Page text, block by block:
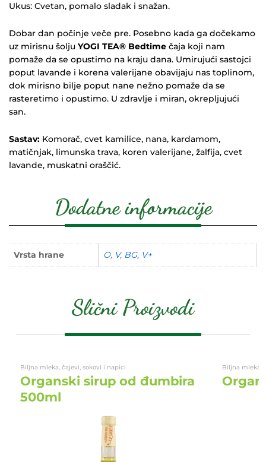
Ukus: Cvetan, pomalo sladak i snažan.
Dobar dan počinje veče pre. Posebno kada ga dočekamo
uz mirisnu šolju YOGI TEA® Bedtime čaja koji nam
pomaže da se opustimo na kraju dana. Umirujući sastojci
poput lavande i korena valerijane obavijaju nas toplinom,
dok mirisno bilje poput nane nežno pomaže da se
rasteretimo i opustimo. U zdravlje i miran, okrepljujući
san.
Sastav: Komorač, cvet kamilice, nana, kardamom,
matičnjak, limunska trava, koren valerijane, žalfija, cvet
lavande, muskatni oraščić.
Dodatne informacije
Vrsta hrane O, V, BG, V+
Slični Proizvodi
Biljna mleka, čajevi, sokovi i napici
Organski sirup od đumbira
500ml
Biljna mleka,